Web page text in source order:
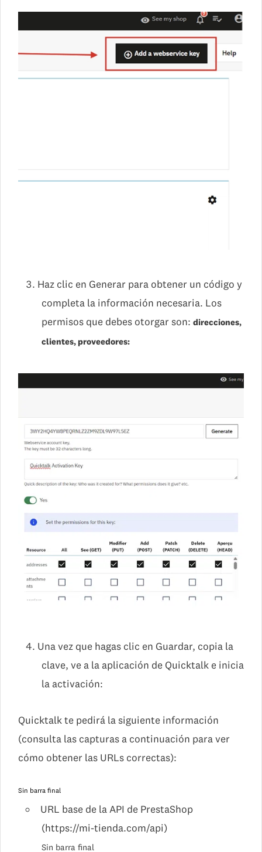
Haz clic en Generar para obtener un código y
completa la información necesaria. Los
permisos que debes otorgar son: direcciones,
clientes, proveedores:
Una vez que hagas clic en Guardar, copia la
clave, ve a la aplicación de Quicktalk e inicia
la activación:
Quicktalk te pedirá la siguiente información
(consulta las capturas a continuación para ver
cómo obtener las URLs correctas):
Sin barra final
URL base de la API de PrestaShop
(https://mi-tienda.com/api)
Sin barra final